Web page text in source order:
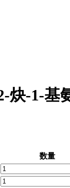
炔-1-基
数量